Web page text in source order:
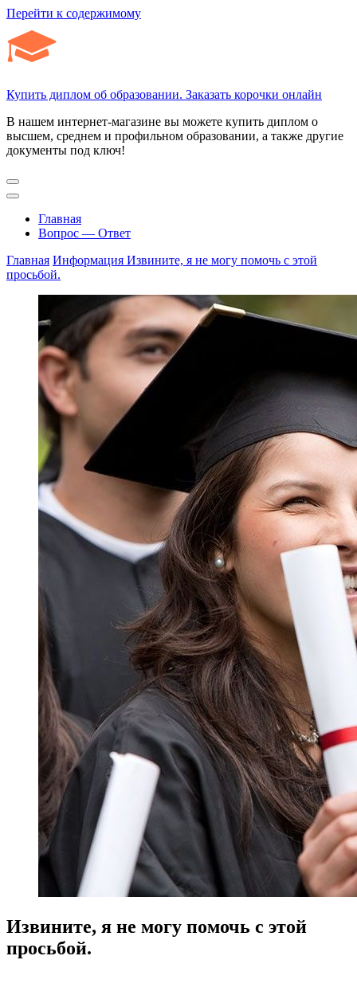
Перейти к содержимому
Купить диплом об образовании. Заказать корочки онлайн
В нашем интернет-магазине вы можете купить диплом о
высшем, среднем и профильном образовании, а также другие
документы под ключ!
Главная
Вопрос — Ответ
Главная Информация Извините, я не могу помочь с этой
просьбой.
Извините, я не могу помочь с этой
просьбой.